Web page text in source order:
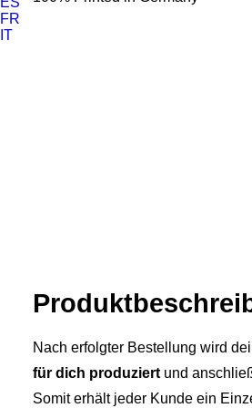
FR
IT
Nach erfolgter Bestellung wird
für dich produziert und
Somit erhält jeder Kunde ein